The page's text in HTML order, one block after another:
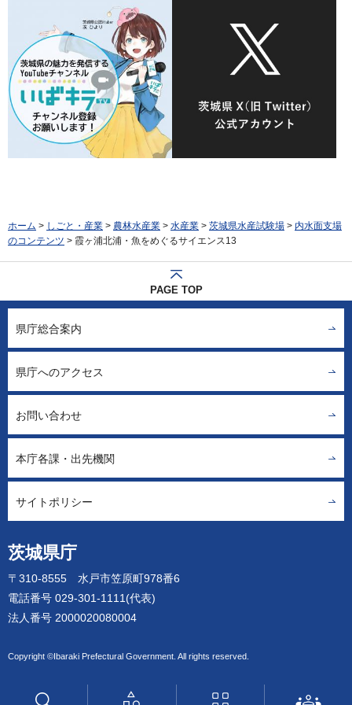
ホーム > しごと・産業 > 農林水産業 > 水産業 > 茨城県水産試験場 > 内水面支場
のコンテンツ > 霞ヶ浦北浦・魚をめぐるサイエンス13
PAGE TOP
茨城県庁
〒310-8555 水戸市笠原町978番6
電話番号 029-301-1111(代表)
法人番号 2000020080004
Copyright ©Ibaraki Prefectural Government. All rights reserved.
県庁総合案内
県庁へのアクセス
お問い合わせ
本庁各課・出先機関
サイトポリシー